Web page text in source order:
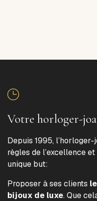
Votre horloger-
Depuis 1995,
règles de l’excellence
unique but:
Proposer à ses clients
bijoux de luxe. Que